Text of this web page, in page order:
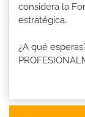
considera la
estratégica.
¿A qué